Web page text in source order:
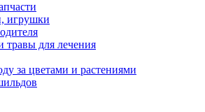
игрушки
для лечения
за цветами и растениями